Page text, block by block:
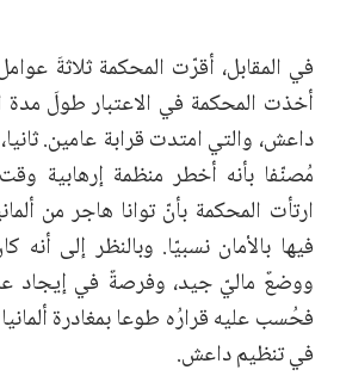
في المقابل، أقرّت المحكمة ثلاثةَ
أخذت المحكمة في الاعتبار طولَ مدة
داعش، والتي امتدت قرابة عامين.
مُصنّفا بأنه أخطر منظمة إرهابية
ارتأت المحكمة بأنّ توانا هاجر من
فيها بالأمان نسبيّا. وبالنظر إلى
ووضعٌ ماليّ جيد، وفرصةٌ في إيجاد
فحُسب عليه قرارُه طوعا بمغادرة
في تنظيم داعش.